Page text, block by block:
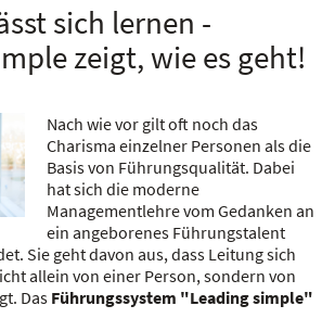
sich lernen -
zeigt, wie es geht!
Nach wie vor gilt oft noch das
Charisma einzelner Personen als die
Basis von Führungsqualität. Dabei
hat sich die moderne
Managementlehre vom Gedanken an
ein angeborenes Führungstalent
Sie geht davon aus, dass Leitung sich
allein von einer Person, sondern von
Das Führungssystem "Leading simple"